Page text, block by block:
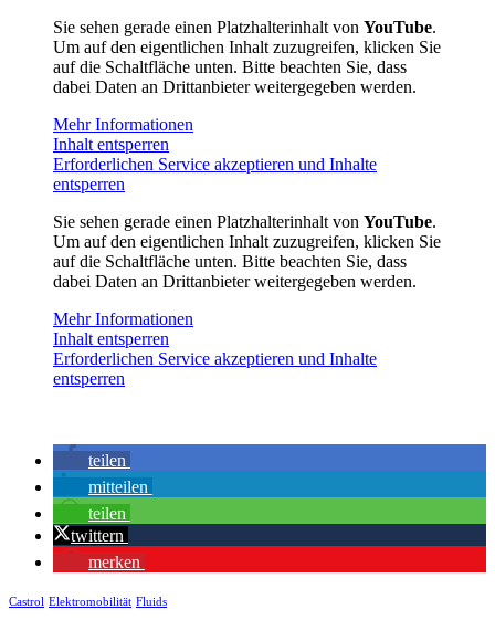
Sie sehen gerade einen Platzhalterinhalt von YouTube.
Um auf den eigentlichen Inhalt zuzugreifen, klicken Sie
auf die Schaltfläche unten. Bitte beachten Sie, dass
dabei Daten an Drittanbieter weitergegeben werden.
Mehr Informationen
Inhalt entsperren
Erforderlichen Service akzeptieren und Inhalte
entsperren
Sie sehen gerade einen Platzhalterinhalt von YouTube.
Um auf den eigentlichen Inhalt zuzugreifen, klicken Sie
auf die Schaltfläche unten. Bitte beachten Sie, dass
dabei Daten an Drittanbieter weitergegeben werden.
Mehr Informationen
Inhalt entsperren
Erforderlichen Service akzeptieren und Inhalte
entsperren
teilen
mitteilen
teilen
twittern
merken
Castrol Elektromobilität Fluids